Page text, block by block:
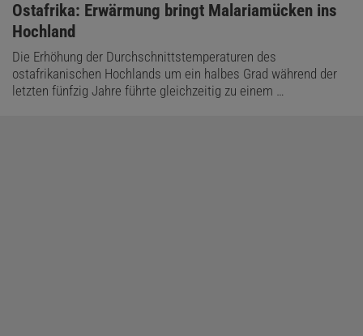
:
Ostafrika: Erwärmung bringt Malariamücken ins
Hochland
Die Erhöhung der Durchschnittstemperaturen des
ostafrikanischen Hochlands um ein halbes Grad während der
letzten fünfzig Jahre führte gleichzeitig zu einem …